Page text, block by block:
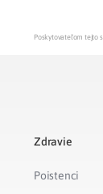
Poskytovateľom tejto
Zdravie
Poistenci